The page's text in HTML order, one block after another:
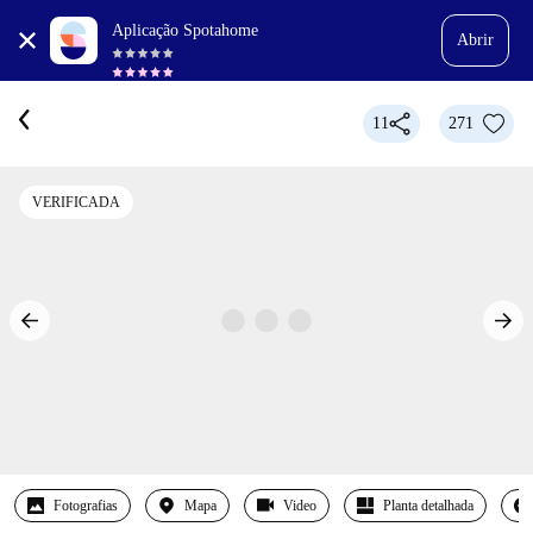
Aplicação Spotahome
Abrir
11 271
VERIFICADA
Fotografias Mapa Video Planta detalhada